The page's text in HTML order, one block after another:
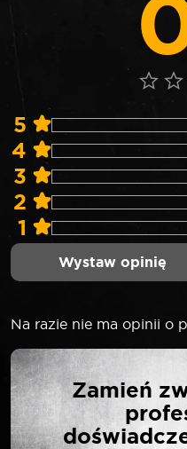
5
4
3
2
1
Wystaw opinię
Na razie nie ma opinii o
NAPISZ
OPINIĘ
Zamień